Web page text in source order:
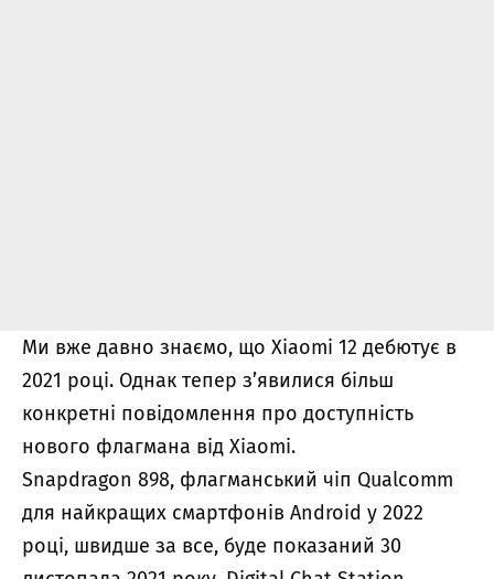
Ми вже давно знаємо, що Xiaomi 12 дебютує в
2021 році. Однак тепер з’явилися більш
конкретні повідомлення про доступність
нового флагмана від Xiaomi.
Snapdragon 898, флагманський чіп Qualcomm
для найкращих смартфонів Android у 2022
році, швидше за все, буде показаний 30